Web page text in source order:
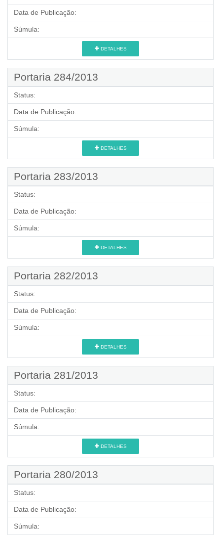
Data de Publicação:
Súmula:
DETALHES
Portaria 284/2013
Status:
Data de Publicação:
Súmula:
DETALHES
Portaria 283/2013
Status:
Data de Publicação:
Súmula:
DETALHES
Portaria 282/2013
Status:
Data de Publicação:
Súmula:
DETALHES
Portaria 281/2013
Status:
Data de Publicação:
Súmula:
DETALHES
Portaria 280/2013
Status:
Data de Publicação:
Súmula: